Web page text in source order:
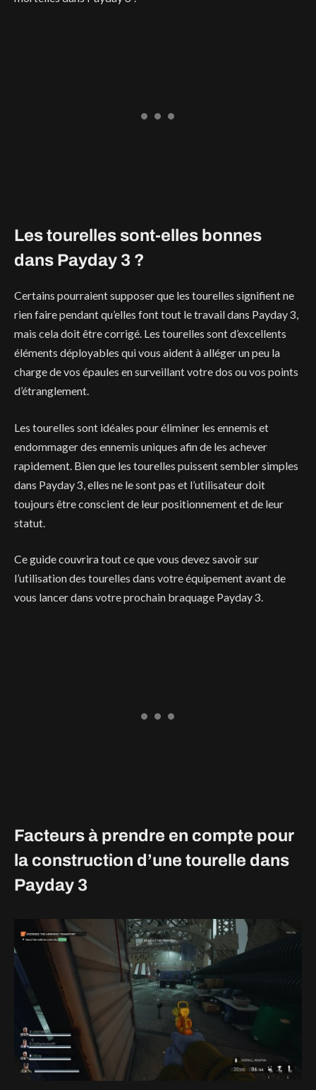
Les tourelles sont-elles bonnes
dans Payday 3 ?
Certains pourraient supposer que les tourelles signifient ne
rien faire pendant qu’elles font tout le travail dans Payday 3,
mais cela doit être corrigé. Les tourelles sont d’excellents
éléments déployables qui vous aident à alléger un peu la
charge de vos épaules en surveillant votre dos ou vos points
d’étranglement.
Les tourelles sont idéales pour éliminer les ennemis et
endommager des ennemis uniques afin de les achever
rapidement. Bien que les tourelles puissent sembler simples
dans Payday 3, elles ne le sont pas et l’utilisateur doit
toujours être conscient de leur positionnement et de leur
statut.
Ce guide couvrira tout ce que vous devez savoir sur
l’utilisation des tourelles dans votre équipement avant de
vous lancer dans votre prochain braquage Payday 3.
Facteurs à prendre en compte pour
la construction d’une tourelle dans
Payday 3